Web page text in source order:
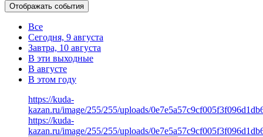
Отображать события
Все
Сегодня, 9 августа
Завтра, 10 августа
В эти выходные
В августе
В этом году
https://kuda-
kazan.ru/image/255/255/uploads/
https://kuda-
kazan.ru/image/255/255/uploads/